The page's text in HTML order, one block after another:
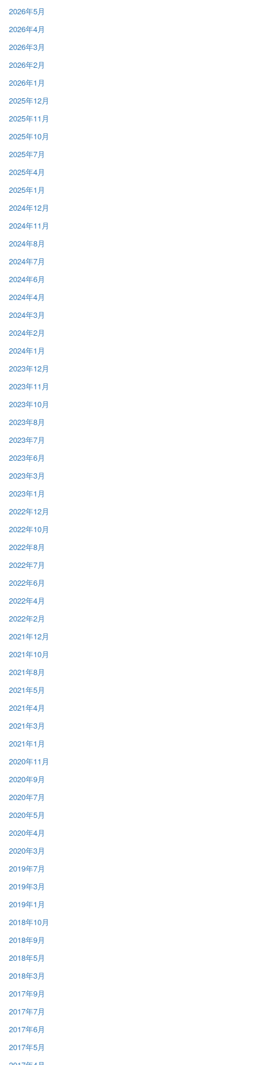
2026年5月
2026年4月
2026年3月
2026年2月
2026年1月
2025年12月
2025年11月
2025年10月
2025年7月
2025年4月
2025年1月
2024年12月
2024年11月
2024年8月
2024年7月
2024年6月
2024年4月
2024年3月
2024年2月
2024年1月
2023年12月
2023年11月
2023年10月
2023年8月
2023年7月
2023年6月
2023年3月
2023年1月
2022年12月
2022年10月
2022年8月
2022年7月
2022年6月
2022年4月
2022年2月
2021年12月
2021年10月
2021年8月
2021年5月
2021年4月
2021年3月
2021年1月
2020年11月
2020年9月
2020年7月
2020年5月
2020年4月
2020年3月
2019年7月
2019年3月
2019年1月
2018年10月
2018年9月
2018年5月
2018年3月
2017年9月
2017年7月
2017年6月
2017年5月